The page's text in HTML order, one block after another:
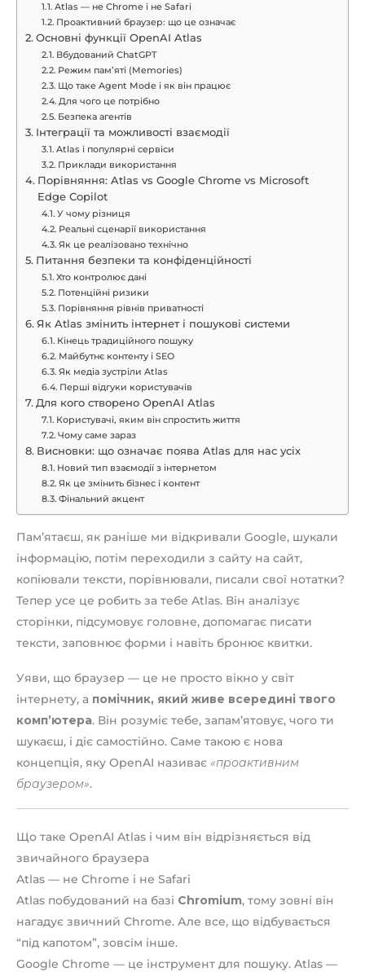
Atlas — не Chrome і не Safari
Проактивний браузер: що це означає
Основні функції OpenAI Atlas
Вбудований ChatGPT
Режим пам’яті (Memories)
Що таке Agent Mode і як він працює
Для чого це потрібно
Безпека агентів
Інтеграції та можливості взаємодії
Atlas і популярні сервіси
Приклади використання
Порівняння: Atlas vs Google Chrome vs Microsoft
Edge Copilot
У чому різниця
Реальні сценарії використання
Як це реалізовано технічно
Питання безпеки та конфіденційності
Хто контролює дані
Потенційні ризики
Порівняння рівнів приватності
Як Atlas змінить інтернет і пошукові системи
Кінець традиційного пошуку
Майбутнє контенту і SEO
Як медіа зустріли Atlas
Перші відгуки користувачів
Для кого створено OpenAI Atlas
Користувачі, яким він спростить життя
Чому саме зараз
Висновки: що означає поява Atlas для нас усіх
Новий тип взаємодії з інтернетом
Як це змінить бізнес і контент
Фінальний акцент
Пам’ятаєш, як раніше ми відкривали Google, шукали
інформацію, потім переходили з сайту на сайт,
копіювали тексти, порівнювали, писали свої нотатки?
Тепер усе це робить за тебе Atlas. Він аналізує
сторінки, підсумовує головне, допомагає писати
тексти, заповнює форми і навіть бронює квитки.
Уяви, що браузер — це не просто вікно у світ
інтернету, а помічник, який живе всередині твого
комп’ютера. Він розуміє тебе, запам’ятовує, чого ти
шукаєш, і діє самостійно. Саме такою є нова
концепція, яку OpenAI називає «проактивним
браузером».
Що таке OpenAI Atlas і чим він відрізняється від
звичайного браузера
Atlas — не Chrome і не Safari
Atlas побудований на базі Chromium, тому зовні він
нагадує звичний Chrome. Але все, що відбувається
“під капотом”, зовсім інше.
Google Chrome — це інструмент для пошуку. Atlas —